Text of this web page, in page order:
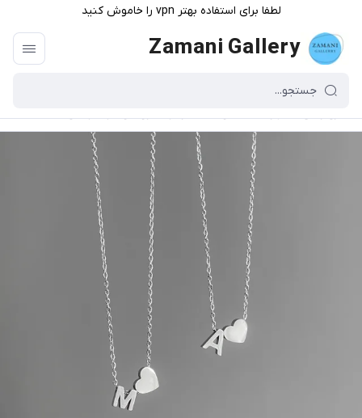
لطفا برای استفاده بهتر vpn را خاموش کنید
Zamani Gallery